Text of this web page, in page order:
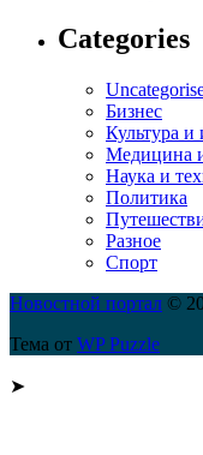
Categories
Бизнес
Культура и
Медицина
Наука и
Политика
Разное
Спорт
Новостной портал ©
Тема от WP Puzzle
➤